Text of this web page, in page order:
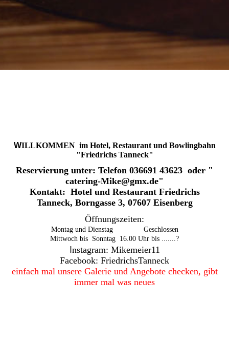
WILLKOMMEN im Hotel, Restaurant und Bowlingbahn
"Friedrichs Tanneck"
Reservierung unter: Telefon 036691 43623 oder "
catering-Mike@gmx.de"
Kontakt: Hotel und Restaurant Friedrichs
Tanneck, Borngasse 3, 07607 Eisenberg
Öffnungszeiten:
Montag und Dienstag Geschlossen
Mittwoch bis Sonntag 16.00 Uhr bis .......?
Instagram: Mikemeier11
Facebook: FriedrichsTanneck
einfach mal unsere Galerie und Angebote checken, gibt
immer mal was neues